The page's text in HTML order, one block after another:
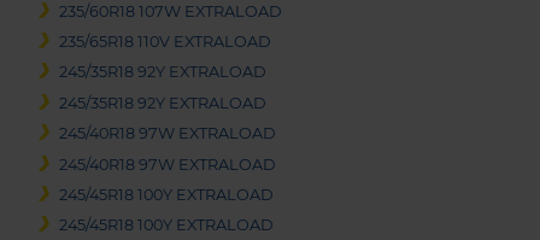
235/60R18 107W EXTRALOAD
235/65R18 110V EXTRALOAD
245/35R18 92Y EXTRALOAD
245/35R18 92Y EXTRALOAD
245/40R18 97W EXTRALOAD
245/40R18 97W EXTRALOAD
245/45R18 100Y EXTRALOAD
245/45R18 100Y EXTRALOAD